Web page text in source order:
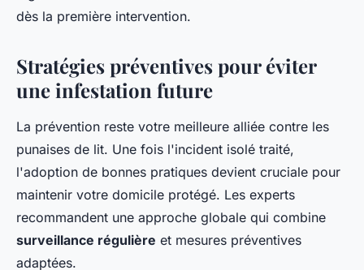
dès la première intervention.
Stratégies préventives pour éviter
une infestation future
La prévention reste votre meilleure alliée contre les
punaises de lit. Une fois l'incident isolé traité,
l'adoption de bonnes pratiques devient cruciale pour
maintenir votre domicile protégé. Les experts
recommandent une approche globale qui combine
surveillance régulière et mesures préventives
adaptées.